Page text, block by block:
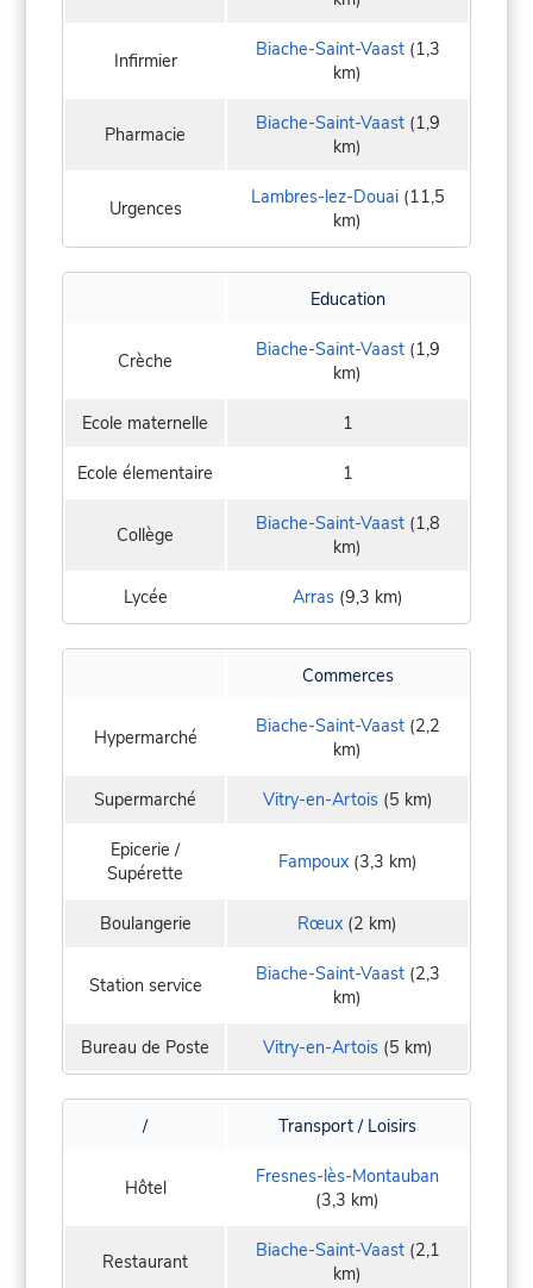
Infirmier Biache-Saint-Vaast(1,3
km)
Pharmacie Biache-Saint-Vaast(1,9
km)
Urgences Lambres-lez-Douai(11,5
km)
Education
Crèche Biache-Saint-Vaast(1,9
km)
Ecole maternelle 1
Ecole élementaire 1
Collège Biache-Saint-Vaast(1,8
km)
Lycée Arras(9,3 km)
Commerces
Hypermarché Biache-Saint-Vaast(2,2
km)
Supermarché Vitry-en-Artois(5 km)
Epicerie /
Supérette
Fampoux(3,3 km)
Boulangerie Rœux (2 km)
Station service Biache-Saint-Vaast(2,3
km)
Bureau de Poste Vitry-en-Artois(5 km)
/ Transport / Loisirs
Hôtel
Fresnes-lès-Montauban
(3,3 km)
Restaurant Biache-Saint-Vaast(2,1
km)